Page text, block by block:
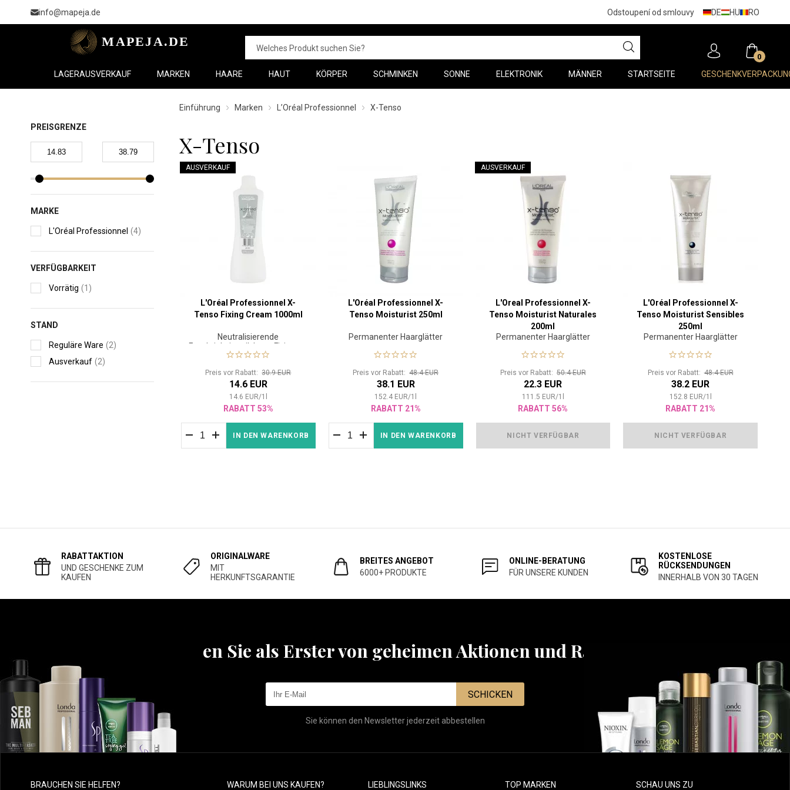
info@mapeja.de Odstoupení od smlouvy DE HU RO
0
LAGERAUSVERKAUF MARKEN HAARE HAUT KÖRPER SCHMINKEN SONNE ELEKTRONIK MÄNNER STARTSEITE
PREISGRENZE
MARKE
L'Oréal Professionnel (4)
VERFÜGBARKEIT
Vorrätig (1)
STAND
Reguläre Ware (2)
Ausverkauf (2)
Einführung Marken L’Oréal Professionnel X-Tenso
X-Tenso
AUSVERKAUF
L'Oréal Professionnel X-
Tenso Fixing Cream 1000ml
Neutralisierende
Feuchtigkeitsmilch zur Fixierung
der Haare
Preis vor Rabatt:30.9 EUR
14.6 EUR
14.6 EUR/1
RABATT 53%
IN DEN WARENKORB
L'Oréal Professionnel X-
Tenso Moisturist 250ml
Permanenter Haarglätter
Preis vor Rabatt:48.4 EUR
38.1 EUR
152.4 EUR/1
RABATT 21%
IN DEN WARENKORB
AUSVERKAUF
L'Oreal Professionnel X-
Tenso Moisturist Naturales
200ml
Permanenter Haarglätter
Preis vor Rabatt: 50.4 EUR
22.3 EUR
111.5 EUR/1
RABATT 56%
NICHT VERFÜGBAR
L'Oréal Professionnel X-
Tenso Moisturist Sensibles
250ml
Permanenter Haarglätter
Preis vor Rabatt:48.4 EUR
38.2 EUR
152.8 EUR/1
RABATT 21%
NICHT VERFÜGBAR
RABATTAKTION
UND GESCHENKE ZUM
KAUFEN
ORIGINALWARE
MIT
HERKUNFTSGARANTIE
BREITES ANGEBOT
6000+ PRODUKTE
ONLINE-BERATUNG
FÜR UNSERE KUNDEN
KOSTENLOSE
RÜCKSENDUNGEN
INNERHALB VON 30 TAGEN
Erfahren Sie als Erster von geheimen Aktionen und Rabatten
SCHICKEN
Sie können den Newsletter jederzeit abbestellen
BRAUCHEN SIE HELFEN? WARUM BEI UNS KAUFEN? LIEBLINGSLINKS TOP MARKEN SCHAU UNS ZU